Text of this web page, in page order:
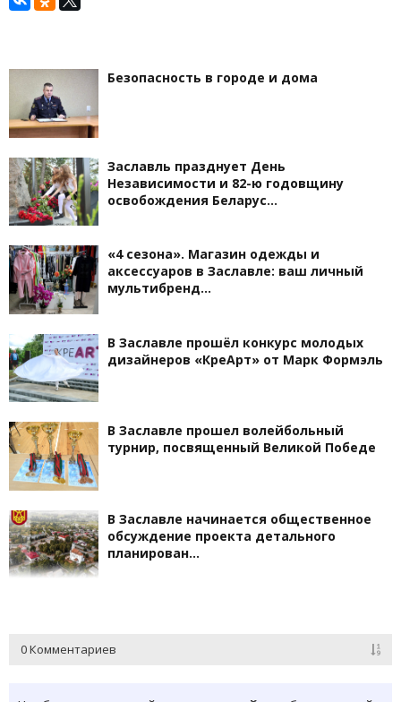
Безопасность в городе и дома
Заславль празднует День
Независимости и 82-ю годовщину
освобождения Беларус…
«4 сезона». Магазин одежды и
аксессуаров в Заславле: ваш личный
мультибренд…
В Заславле прошёл конкурс молодых
дизайнеров «КреАрт» от Марк Формэль
В Заславле прошел волейбольный
турнир, посвященный Великой Победе
В Заславле начинается общественное
обсуждение проекта детального
планирован…
0 Комментариев